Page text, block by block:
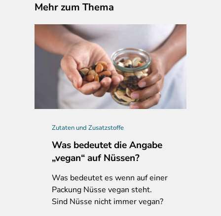
Mehr zum Thema
Zutaten und Zusatzstoffe
Was bedeutet die Angabe
„vegan“ auf Nüssen?
Was bedeutet es wenn auf einer
Packung Nüsse vegan steht.
Sind Nüsse nicht immer vegan?